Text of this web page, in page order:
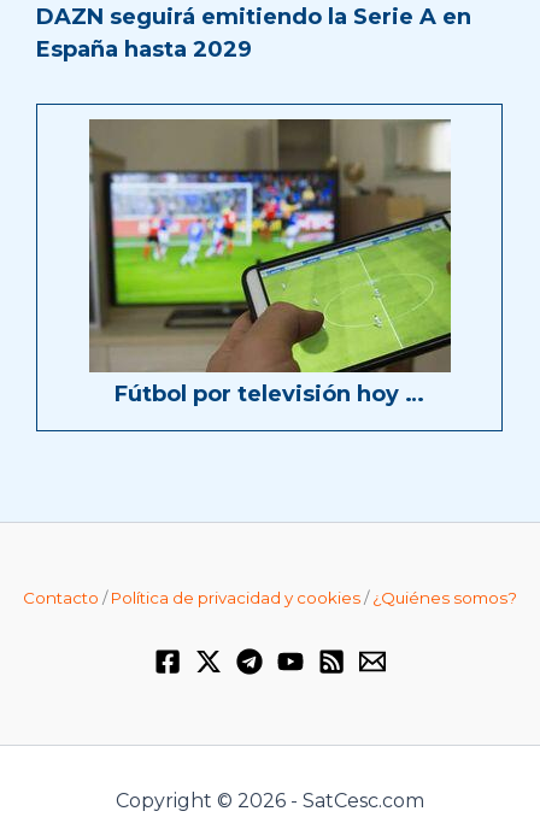
DAZN seguirá emitiendo la Serie A en
España hasta 2029
Fútbol por televisión hoy …
Contacto /Política de privacidad y cookies/¿Quiénes somos?
Copyright © 2026 - SatCesc.com